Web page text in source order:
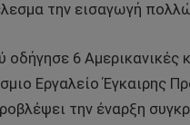
την εισαγωγή
6 Αμερικανικές
Εργαλείο Έγκαιρης
την έναρξη